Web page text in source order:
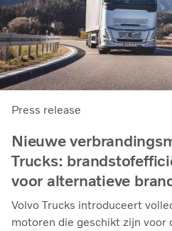
Press release
Nieuwe
Trucks:
voor alternatieve
Volvo Trucks introduceert
motoren die geschikt zijn voor